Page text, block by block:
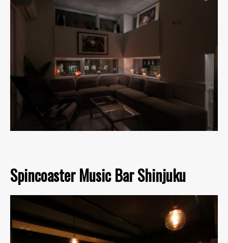
Spincoaster Music Bar Shinjuku